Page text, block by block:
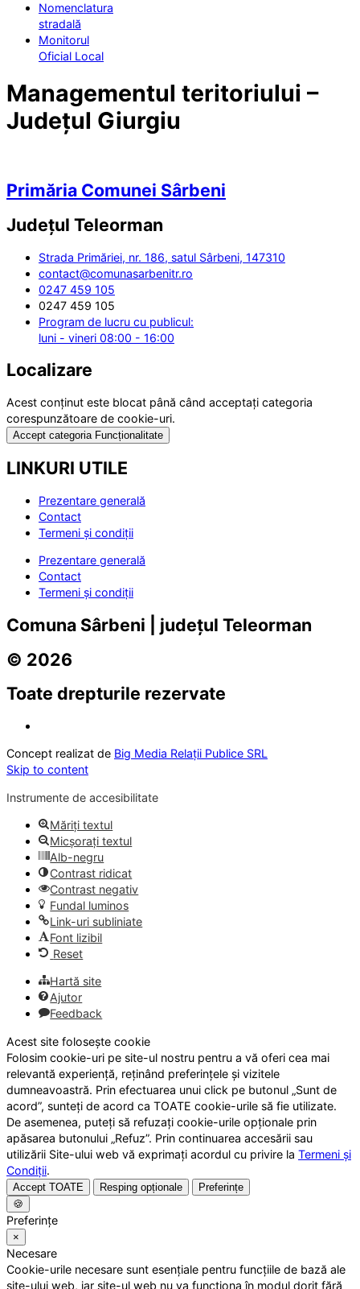
Nomenclatura
stradală
Monitorul
Oficial Local
Managementul teritoriului –
Județul Giurgiu
Primăria Comunei Sârbeni
Județul Teleorman
Strada Primăriei, nr. 186, satul Sârbeni, 147310
contact@comunasarbenitr.ro
0247 459 105
0247 459 105
Program de lucru cu publicul:
luni - vineri 08:00 - 16:00
Localizare
Acest conținut este blocat până când acceptați categoria
corespunzătoare de cookie-uri.
Accept categoria Funcționalitate
LINKURI UTILE
Prezentare generală
Contact
Termeni și condiții
Prezentare generală
Contact
Termeni și condiții
Comuna Sârbeni | județul Teleorman
© 2026
Toate drepturile rezervate
Concept realizat de Big Media Relații Publice SRL
Skip to content
Instrumente de accesibilitate
Măriți textul
Micșorați textul
Alb-negru
Contrast ridicat
Contrast negativ
Fundal luminos
Link-uri subliniate
Font lizibil
Reset
Hartă site
Ajutor
Feedback
Acest site folosește cookie
Folosim cookie-uri pe site-ul nostru pentru a vă oferi cea mai
relevantă experiență, reținând preferințele și vizitele
dumneavoastră. Prin efectuarea unui click pe butonul „Sunt de
acord”, sunteți de acord ca TOATE cookie-urile să fie utilizate.
De asemenea, puteți să refuzați cookie-urile opționale prin
apăsarea butonului „Refuz”. Prin continuarea accesării sau
utilizării Site-ului web vă exprimați acordul cu privire la Termeni și
Condiții.
Accept TOATE Resping opționale
Preferințe
🍪
Preferințe
×
Necesare
Cookie-urile necesare sunt esențiale pentru funcțiile de bază ale
site-ului web, iar site-ul web nu va funcționa în modul dorit fără